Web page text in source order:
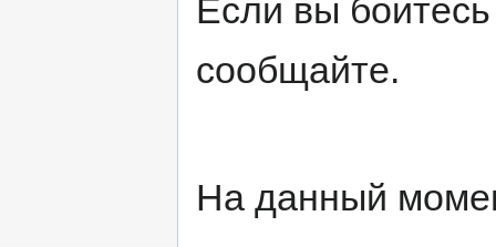
Если вы
сообщайте.
На данный